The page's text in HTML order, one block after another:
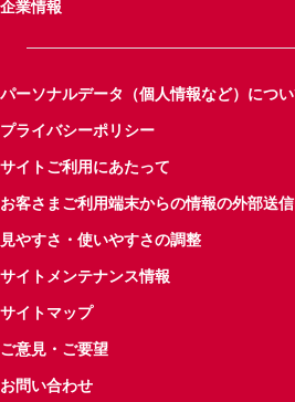
企業情報
パーソナルデータ（個人情報など）につ
プライバシーポリシー
サイトご利用にあたって
お客さまご利用端末からの情報の外部送
見やすさ・使いやすさの調整
サイトメンテナンス情報
サイトマップ
ご意見・ご要望
お問い合わせ